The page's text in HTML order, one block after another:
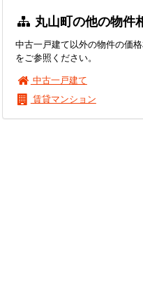
丸山町の他の物件
中古一戸建て以外の物件の価
をご参照ください。
中古一戸建て
賃貸マンション